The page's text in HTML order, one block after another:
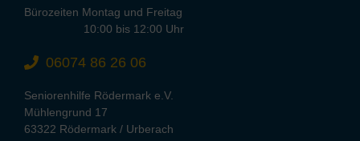
Bürozeiten Montag und Freitag
10:00 bis 12:00 Uhr
06074 86 26 06
Seniorenhilfe Rödermark e.V.
Mühlengrund 17
63322 Rödermark / Urberach